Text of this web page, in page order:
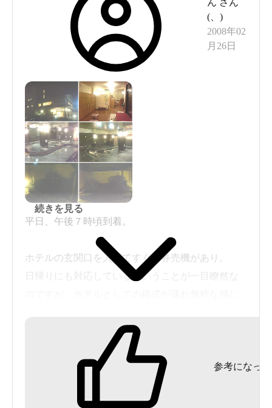
ん さん
(
)
2008年02
月26日
平日、午後７時頃到着。
ホテルの玄関口を入ってすぐに券売機があり。
日帰りにも対応しているということが一目瞭然な
いいのに。バスタオル・タオルつきで1300円はホ
テルの日帰り入浴としても結構高いほうですね。
100円リターン式の靴箱に靴を入れ。（脱衣所の
ロッカーはフロントの方で受け取った鍵を使いま
すのでお金は要りません）
続きを見る
参考になった